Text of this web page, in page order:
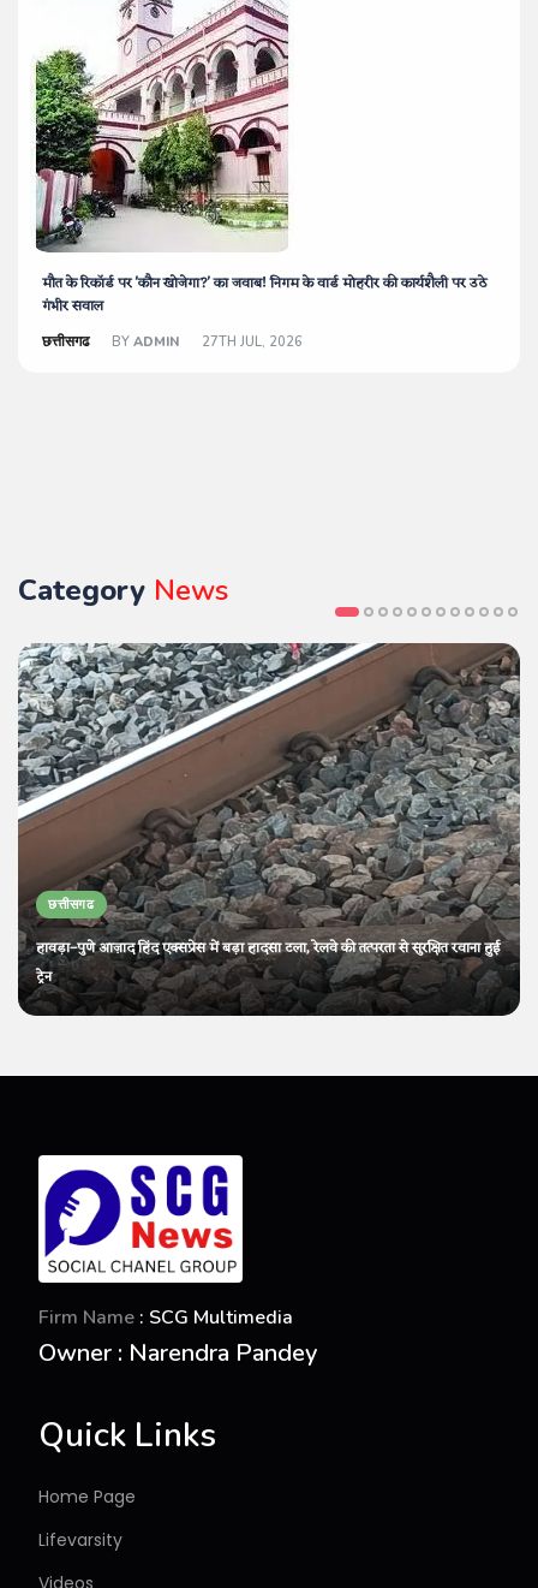
मौत के रिकॉर्ड पर 'कौन खोजेगा?' का जवाब! निगम के वार्ड मोहरीर की कार्यशैली पर उठे
गंभीर सवाल
छत्तीसगढ BY ADMIN 27TH JUL, 2026
Category News
छत्तीसगढ
हावड़ा–पुणे आज़ाद हिंद एक्सप्रेस में बड़ा हादसा टला, रेलवे की तत्परता से सुरक्षित रवाना हुई
ट्रेन
Firm Name : SCG Multimedia
Owner : Narendra Pandey
Quick Links
Home Page
Lifevarsity